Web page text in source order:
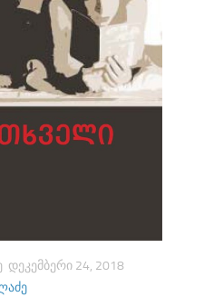
ᲓᲔᲙᲔᲛᲑᲔᲠᲘ 24, 2018